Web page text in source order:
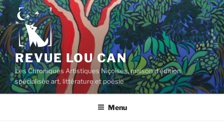
Aller
au
contenu
principal
REVUE LOU CAN
Les Chroniques Artistiques Niçoises, maison d'édition
spécialisée art, littérature et poésie
Menu